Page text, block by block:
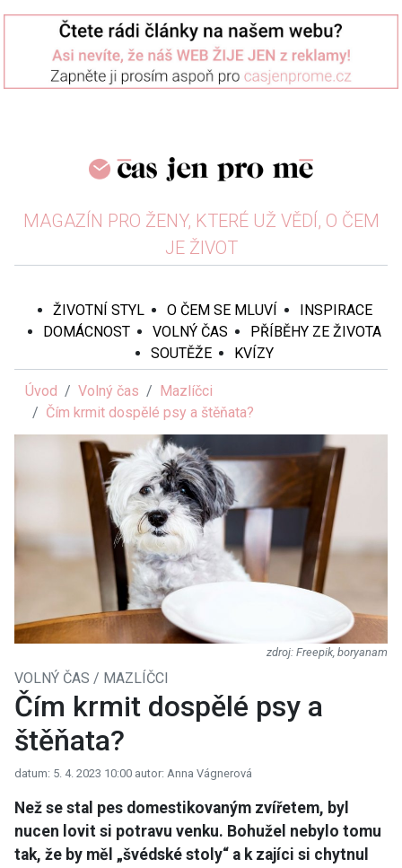
MAGAZÍN PRO ŽENY, KTERÉ UŽ VĚDÍ, O ČEM
JE ŽIVOT
ŽIVOTNÍ STYL O ČEM SE MLUVÍ
INSPIRACE
DOMÁCNOST
VOLNÝ ČAS
PŘÍBĚHY ZE ŽIVOTA
SOUTĚŽE
KVÍZY
Úvod Volný čas
Mazlíčci
Čím krmit dospělé psy a štěňata?
Freepik, boryanam
VOLNÝ ČAS / MAZLÍČCI
Čím krmit dospělé psy a
štěňata?
datum: 5. 4. 2023 10:00 autor: Anna Vágnerová
Než se stal pes domestikovaným zvířetem, byl
nucen lovit si potravu venku. Bohužel nebylo tomu
tak, že by měl „švédské stoly“ a k zajíci si chytnul